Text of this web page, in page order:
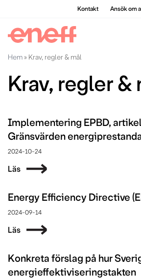
Kontakt Ansök om
Hem» Krav, regler & mål
Krav, regler &
Implementering EPBD,
Gränsvärden
2024-10-24
Läs
Energy Efficiency Directive
2024-09-14
Läs
Konkreta förslag på hur
energieffektiviseringstakten